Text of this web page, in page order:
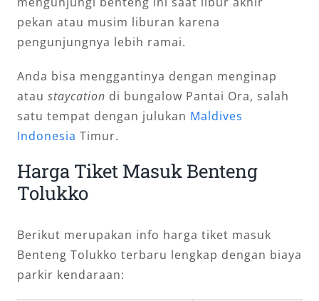
pekan atau musim liburan karena
pengunjungnya lebih ramai.
Anda bisa menggantinya dengan menginap
atau staycation di bungalow Pantai Ora, salah
satu tempat dengan julukan Maldives
Indonesia Timur.
Harga Tiket Masuk Benteng
Tolukko
Berikut merupakan info harga tiket masuk
Benteng Tolukko terbaru lengkap dengan biaya
parkir kendaraan: